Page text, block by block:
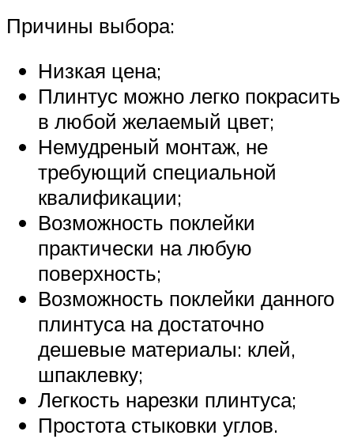
Причины выбора:
Низкая цена;
Плинтус можно легко покрасить
в любой желаемый цвет;
Немудреный монтаж, не
требующий специальной
квалификации;
Возможность поклейки
практически на любую
поверхность;
Возможность поклейки данного
плинтуса на достаточно
дешевые материалы: клей,
шпаклевку;
Легкость нарезки плинтуса;
Простота стыковки углов.